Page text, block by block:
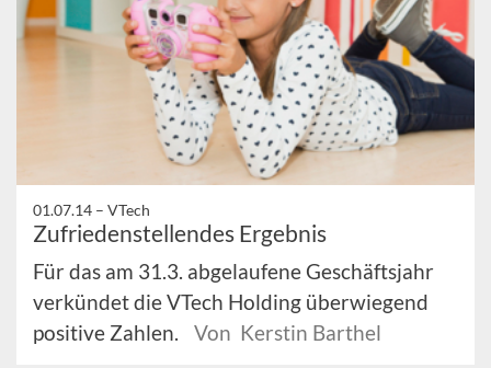
01.07.14 – VTech
Zufriedenstellendes Ergebnis
Für das am 31.3. abgelaufene Geschäftsjahr
verkündet die VTech Holding überwiegend
positive Zahlen.
Von Kerstin Barthel